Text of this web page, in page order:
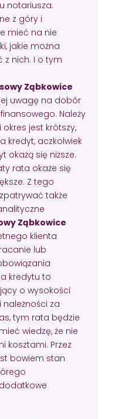
notariusza.
z góry i
mieć na nie
jakie można
z nich. I o tym
Ząbkowice
uwagę na dobór
Należy
jest krótszy,
kredyt, aczkolwiek
okażą się niższe.
rata okaże się
Z tego
także
Ząbkowice
klienta
lub
kredytu to
o wysokości
za
tym rata będzie
wiedzę, że nie
kosztami. Przez
bowiem stan